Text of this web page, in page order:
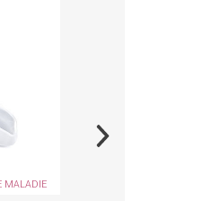
MALADIE